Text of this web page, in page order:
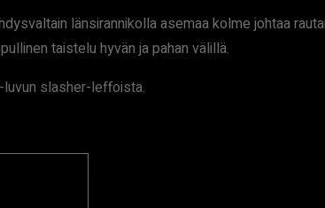
länsirannikolla asemaa kolme johtaa
taistelu hyvän ja pahan välillä.
luvun slasher-leffoista.